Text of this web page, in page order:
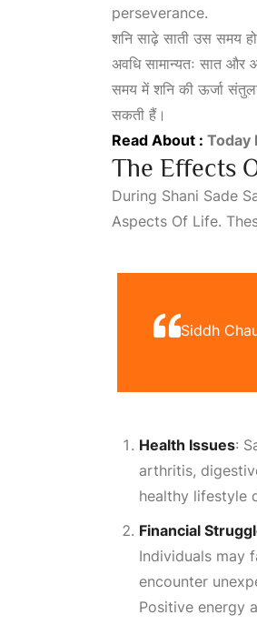
perseverance.
शनि साढ़े साती उस समय
अवधि सामान्यतः सात और
समय में शनि की ऊर्जा
सकती हैं।
Read About : Today
The Effects
During Shani Sade
Aspects Of Life.
Siddh
Health Issues:
arthritis,
healthy lifestyle
Financial
Individuals may
encounter
Positive energy